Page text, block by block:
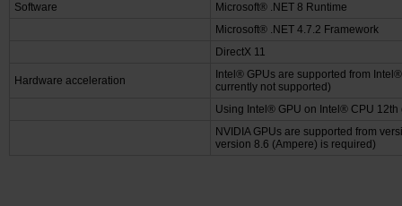
Software
Microsoft® .NET 8 Runtime
Microsoft® .NET 4.7.2 Framework
DirectX 11
Hardware acceleration
Intel® GPUs are supported from
currently not supported)
Using Intel® GPU on Intel® CPU
NVIDIA GPUs are supported from
version 8.6 (Ampere) is required)